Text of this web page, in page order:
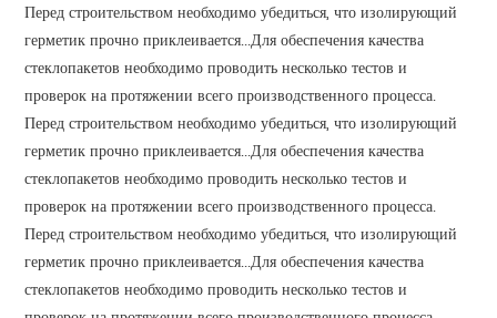
Перед строительством необходимо убедиться, что изолирующий
герметик прочно приклеивается...Для обеспечения качества
стеклопакетов необходимо проводить несколько тестов и
проверок на протяжении всего производственного процесса.
Перед строительством необходимо убедиться, что изолирующий
герметик прочно приклеивается...Для обеспечения качества
стеклопакетов необходимо проводить несколько тестов и
проверок на протяжении всего производственного процесса.
Перед строительством необходимо убедиться, что изолирующий
герметик прочно приклеивается...Для обеспечения качества
стеклопакетов необходимо проводить несколько тестов и